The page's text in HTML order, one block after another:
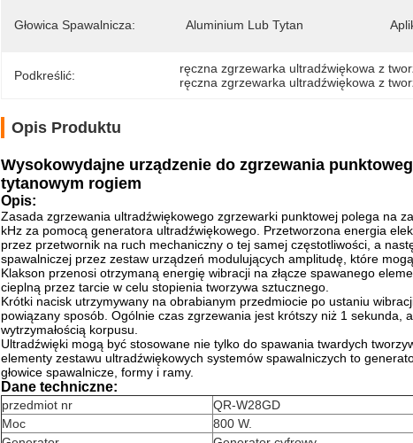
Głowica Spawalnicza: Aluminium Lub Tytan
Podkreślić: ręczna zgrzewarka ultradźwiękowa z
ręczna zgrzewarka ultradźwiękowa z
Opis Produktu
Wysokowydajne urządzenie do zgrzewania
tytanowym rogiem
Opis:
Zasada zgrzewania ultradźwiękowego zgrzewarki punktowej polega na
kHz za pomocą generatora ultradźwiękowego. Przetworzona energia
przez przetwornik na ruch mechaniczny o tej samej częstotliwości, a
spawalniczej przez zestaw urządzeń modulujących amplitudę, które
Klakson przenosi otrzymaną energię wibracji na złącze spawanego
cieplną przez tarcie w celu stopienia tworzywa sztucznego.
Krótki nacisk utrzymywany na obrabianym przedmiocie po ustaniu
powiązany sposób. Ogólnie czas zgrzewania jest krótszy niż 1 sekunda,
wytrzymałością korpusu.
Ultradźwięki mogą być stosowane nie tylko do spawania twardych
elementy zestawu ultradźwiękowych systemów spawalniczych to
głowice spawalnicze, formy i ramy.
Dane techniczne:
przedmiot nr
QR-W28GD
Moc
800 W.